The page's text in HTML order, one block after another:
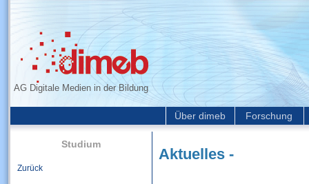
AG Digitale Medien in der Bildung
Über dimeb Forschung
Studium
Zurück
Aktuelles -